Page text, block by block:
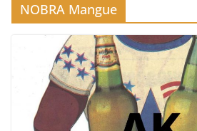
NOBRA Mangue